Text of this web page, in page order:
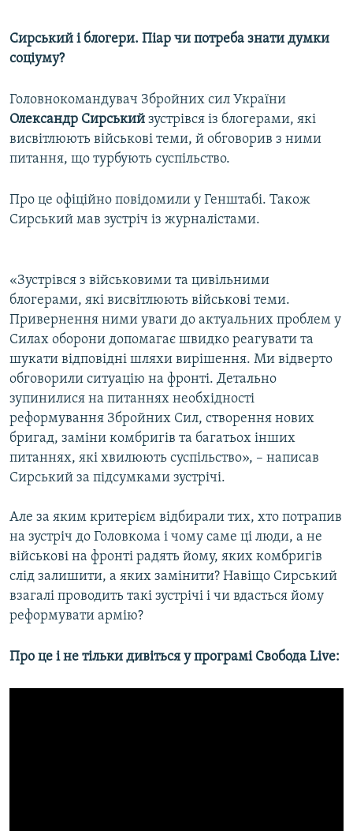
КТАТ
Усі сайти RFE/RL
Сирський і блогери. Піар чи потреба знати думки
соціуму?
Головнокомандувач Збройних сил України
Олександр Сирський зустрівся із блогерами, які
висвітлюють військові теми, й обговорив з ними
питання, що турбують суспільство.
Про це офіційно повідомили у Генштабі. Також
Сирський мав зустріч із журналістами.
«Зустрівся з військовими та цивільними
блогерами, які висвітлюють військові теми.
Привернення ними уваги до актуальних проблем у
Силах оборони допомагає швидко реагувати та
шукати відповідні шляхи вирішення. Ми відверто
обговорили ситуацію на фронті. Детально
зупинилися на питаннях необхідності
реформування Збройних Сил, створення нових
бригад, заміни комбригів та багатьох інших
питаннях, які хвилюють суспільство», – написав
Сирський за підсумками зустрічі.
Але за яким критерієм відбирали тих, хто потрапив
на зустріч до Головкома і чому саме ці люди, а не
військові на фронті радять йому, яких комбригів
слід залишити, а яких замінити? Навіщо Сирський
взагалі проводить такі зустрічі і чи вдасться йому
реформувати армію?
Про це і не тільки дивіться у програмі Свобода Live: